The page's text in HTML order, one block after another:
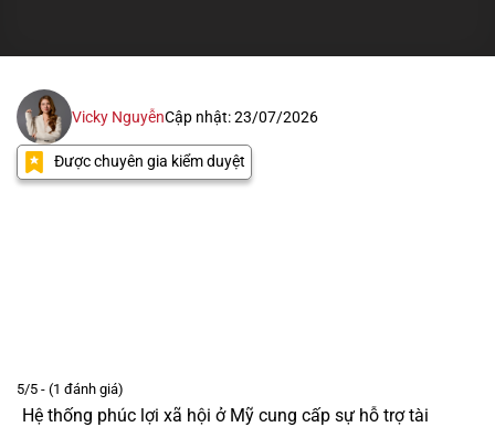
Vicky NguyễnCập nhật: 23/07/2026
Được chuyên gia kiểm duyệt
5/5 - (1 đánh giá)
Hệ thống phúc lợi xã hội ở Mỹ cung cấp sự hỗ trợ tài